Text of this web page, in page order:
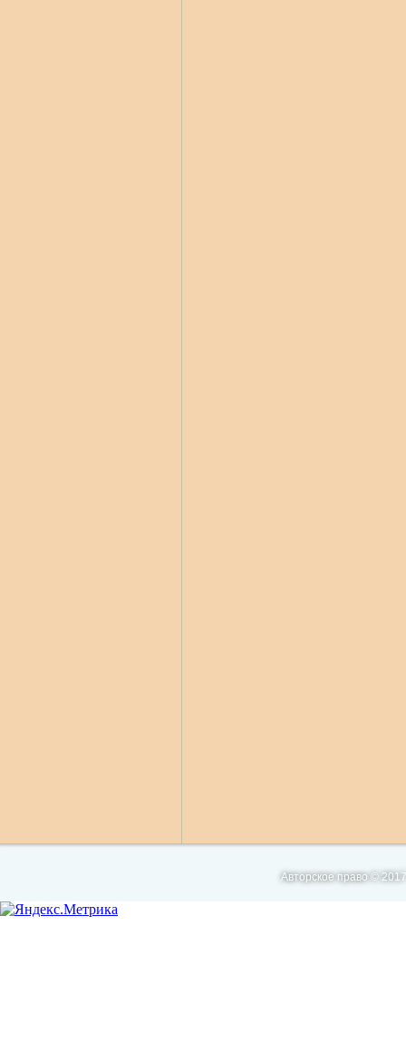
Авторское право ©